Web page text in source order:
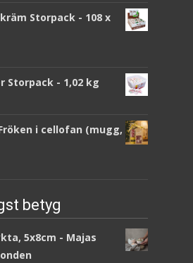
Storpack - 108 x
Storpack - 1,02 kg
i cellofan (mugg,
betyg
5x8cm - Majas